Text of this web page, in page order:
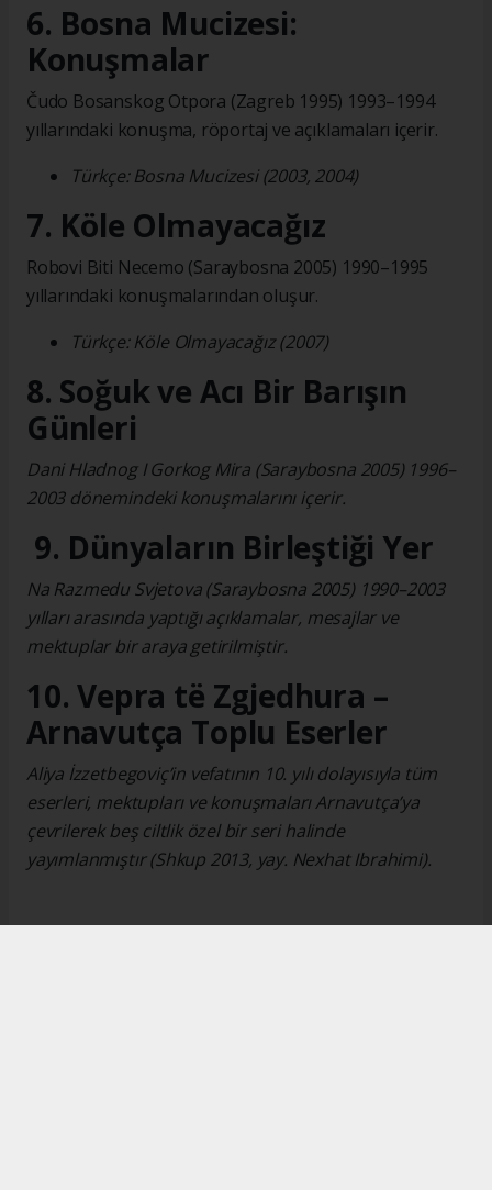
6. Bosna Mucizesi:
Konuşmalar
Čudo Bosanskog Otpora (Zagreb 1995) 1993–1994
yıllarındaki konuşma, röportaj ve açıklamaları içerir.
Türkçe: Bosna Mucizesi (2003, 2004)
7. Köle Olmayacağız
Robovi Biti Necemo (Saraybosna 2005) 1990–1995
yıllarındaki konuşmalarından oluşur.
Türkçe: Köle Olmayacağız (2007)
8. Soğuk ve Acı Bir Barışın
Günleri
Dani Hladnog I Gorkog Mira (Saraybosna 2005) 1996–
2003 dönemindeki konuşmalarını içerir.
9. Dünyaların Birleştiği Yer
Na Razmedu Svjetova (Saraybosna 2005) 1990–2003
yılları arasında yaptığı açıklamalar, mesajlar ve
mektuplar bir araya getirilmiştir.
10. Vepra të Zgjedhura –
Arnavutça Toplu Eserler
Aliya İzzetbegoviç’in vefatının 10. yılı dolayısıyla tüm
eserleri, mektupları ve konuşmaları Arnavutça’ya
çevrilerek beş ciltlik özel bir seri halinde
yayımlanmıştır (Shkup 2013, yay. Nexhat Ibrahimi).